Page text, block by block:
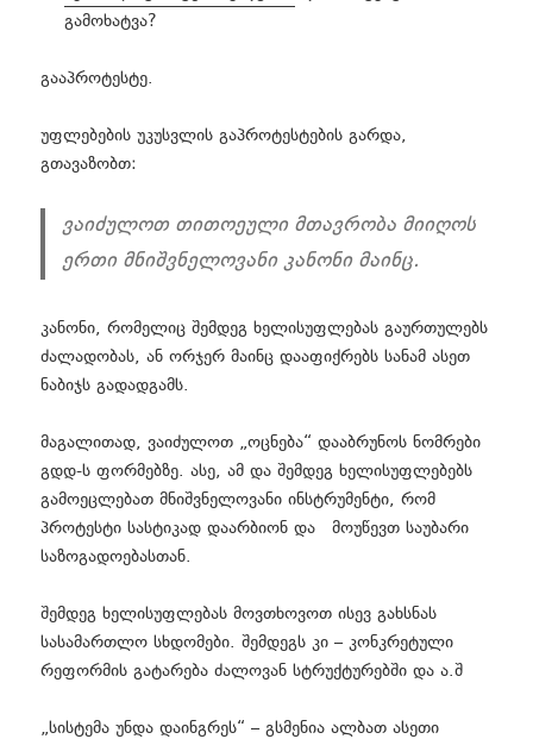
გამოხატვა?
გააპროტესტე.
უფლებების უკუსვლის გაპროტესტების გარდა,
გთავაზობთ:
ვაიძულოთ თითოეული მთავრობა მიიღოს
ერთი მნიშვნელოვანი კანონი მაინც.
კანონი, რომელიც შემდეგ ხელისუფლებას გაურთულებს
ძალადობას, ან ორჯერ მაინც დააფიქრებს სანამ ასეთ
ნაბიჯს გადადგამს.
მაგალითად, ვაიძულოთ „ოცნება“ დააბრუნოს ნომრები
გდდ-ს ფორმებზე. ასე, ამ და შემდეგ ხელისუფლებებს
გამოეცლებათ მნიშვნელოვანი ინსტრუმენტი, რომ
პროტესტი სასტიკად დაარბიონ და მოუწევთ საუბარი
საზოგადოებასთან.
შემდეგ ხელისუფლებას მოვთხოვოთ ისევ გახსნას
სასამართლო სხდომები. შემდეგს კი – კონკრეტული
რეფორმის გატარება ძალოვან სტრუქტურებში და ა.შ
„სისტემა უნდა დაინგრეს“ – გსმენია ალბათ ასეთი